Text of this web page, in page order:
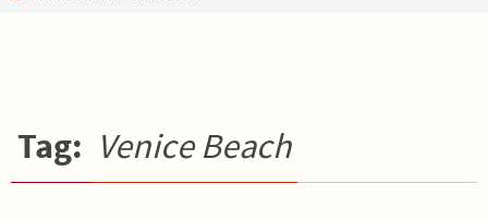
Tag: Venice Beach